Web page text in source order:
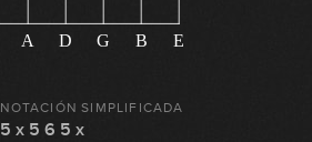
A D G B E
NOTACIÓN SIMPLIFICADA
5 x 5 6 5 x